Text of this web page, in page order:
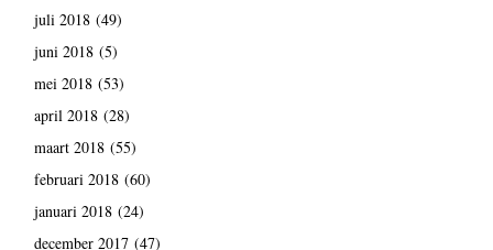
juli 2018(49)
juni 2018(5)
mei 2018(53)
april 2018(28)
maart 2018(55)
februari 2018(60)
januari 2018(24)
december 2017(47)